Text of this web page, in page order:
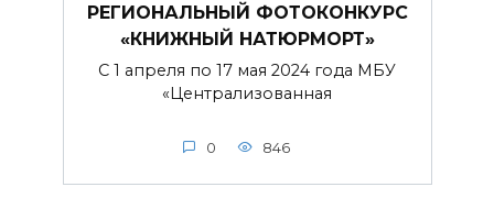
РЕГИОНАЛЬНЫЙ ФОТОКОНКУРС
«КНИЖНЫЙ НАТЮРМОРТ»
С 1 апреля по 17 мая 2024 года МБУ
«Централизованная
0 846